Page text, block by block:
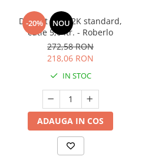
-20% NOU
Diluant S322 2K standard,
cutie 5,0 ltr. - Roberlo
272,58 RON
218,06 RON
IN STOC
ADAUGA IN COS